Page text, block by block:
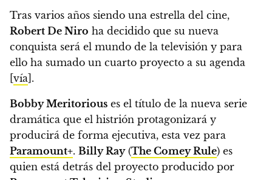
Tras varios años siendo una estrella del cine,
Robert De Niro ha decidido que su nueva
conquista será el mundo de la televisión y para
ello ha sumado un cuarto proyecto a su agenda
vía ].
Bobby Meritorious es el título de la nueva serie
dramática que el histrión protagonizará y
producirá de forma ejecutiva, esta vez para
Paramount+. Billy Ray(The Comey Rule) es
quien está detrás del proyecto producido por